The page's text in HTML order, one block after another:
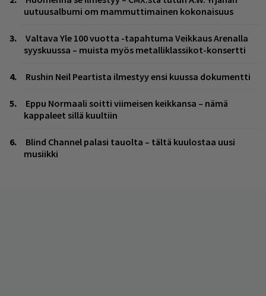
uutuusalbumi om mammuttimainen kokonaisuus
Valtava Yle 100 vuotta -tapahtuma Veikkaus Arenalla
syyskuussa – muista myös metalliklassikot-konsertti
Rushin Neil Peartista ilmestyy ensi kuussa dokumentti
Eppu Normaali soitti viimeisen keikkansa – nämä
kappaleet sillä kuultiin
Blind Channel palasi tauolta – tältä kuulostaa uusi
musiikki